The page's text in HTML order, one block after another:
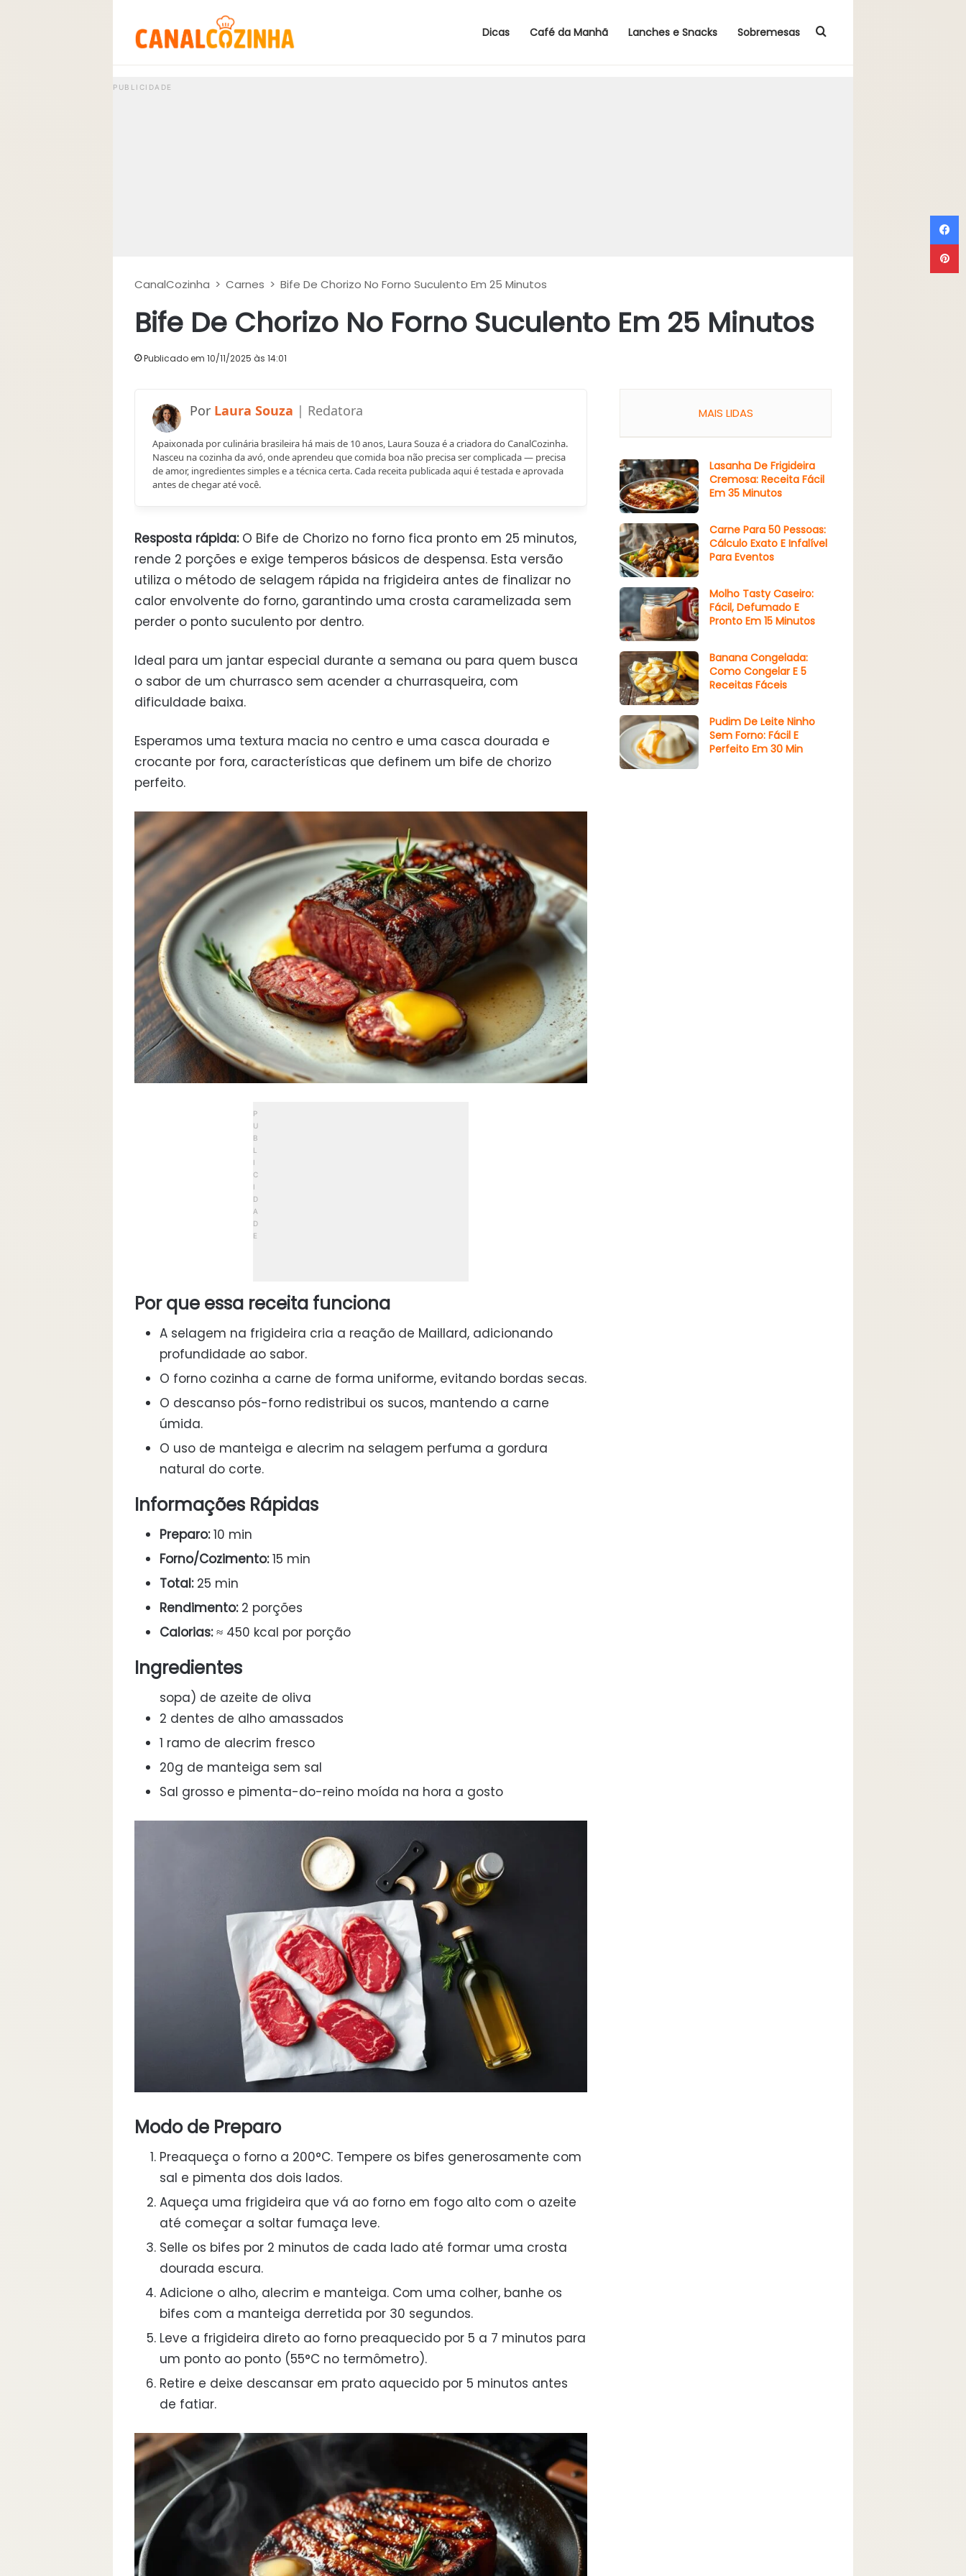
Dicas Café da Manhã Lanches e Snacks Sobremesas Procurar por
CanalCozinha > Carnes > Bife De Chorizo No Forno Suculento Em 25 Minutos
Bife De Chorizo No Forno Suculento Em 25 Minutos
Publicado em 10/11/2025 às 14:01
Laura Souza
Apaixonada por culinária brasileira há mais de 10 anos, Laura Souza é a criadora do CanalCozinha.
Nasceu na cozinha da avó, onde aprendeu que comida boa não precisa ser complicada — precisa
de amor, ingredientes simples e a técnica certa. Cada receita publicada aqui é testada e aprovada
antes de chegar até você.
Resposta rápida:O Bife de Chorizo no forno fica pronto em 25 minutos,
rende 2 porções e exige temperos básicos de despensa. Esta versão
utiliza o método de selagem rápida na frigideira antes de finalizar no
calor envolvente do forno, garantindo uma crosta caramelizada sem
perder o ponto suculento por dentro.
Ideal para um jantar especial durante a semana ou para quem busca
o sabor de um churrasco sem acender a churrasqueira, com
dificuldade baixa.
Esperamos uma textura macia no centro e uma casca dourada e
crocante por fora, características que definem um bife de chorizo
perfeito.
Por que essa receita funciona
A selagem na frigideira cria a reação de Maillard, adicionando
profundidade ao sabor.
O forno cozinha a carne de forma uniforme, evitando bordas secas.
O descanso pós-forno redistribui os sucos, mantendo a carne
úmida.
O uso de manteiga e alecrim na selagem perfuma a gordura
natural do corte.
Informações Rápidas
Preparo:10 min
Forno/Cozimento:15 min
Total:25 min
Rendimento:2 porções
Calorias:≈ 450 kcal por porção
Ingredientes
sopa) de azeite de oliva
2 dentes de alho amassados
1 ramo de alecrim fresco
20g de manteiga sem sal
Sal grosso e pimenta-do-reino moída na hora a gosto
Modo de Preparo
Preaqueça o forno a 200°C. Tempere os bifes generosamente com
sal e pimenta dos dois lados.
Aqueça uma frigideira que vá ao forno em fogo alto com o azeite
até começar a soltar fumaça leve.
Selle os bifes por 2 minutos de cada lado até formar uma crosta
dourada escura.
Adicione o alho, alecrim e manteiga. Com uma colher, banhe os
bifes com a manteiga derretida por 30 segundos.
Leve a frigideira direto ao forno preaquecido por 5 a 7 minutos para
um ponto ao ponto (55°C no termômetro).
Retire e deixe descansar em prato aquecido por 5 minutos antes
de fatiar.
MAIS LIDAS
Lasanha De Frigideira
Cremosa: Receita Fácil
Em 35 Minutos
Carne Para 50 Pessoas:
Cálculo Exato E Infalível
Para Eventos
Molho Tasty Caseiro:
Fácil, Defumado E
Pronto Em 15 Minutos
Banana Congelada:
Como Congelar E 5
Receitas Fáceis
Pudim De Leite Ninho
Sem Forno: Fácil E
Perfeito Em 30 Min